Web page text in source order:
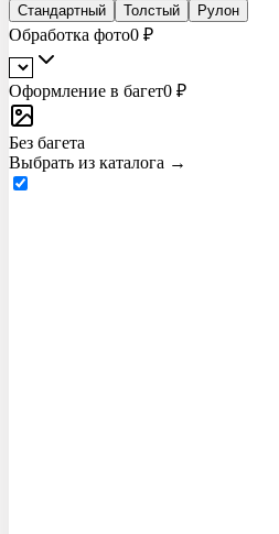
Стандартный Толстый Рулон
Обработка фото0 ₽
Оформление в багет0 ₽
Без багета
Выбрать из каталога →